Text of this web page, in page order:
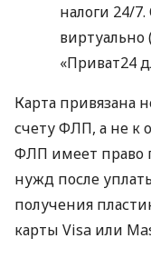
налоги 24/
виртуально
«Приват24
Карта привязана
счету ФЛП, а не к
ФЛП имеет право
нужд после
получения
карты Visa или